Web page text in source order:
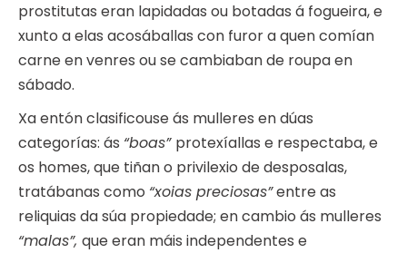
prostitutas eran lapidadas ou botadas á fogueira, e
xunto a elas acosáballas con furor a quen comían
carne en venres ou se cambiaban de roupa en
sábado.
Xa entón clasificouse ás mulleres en dúas
categorías: ás “boas” protexíallas e respectaba, e
os homes, que tiñan o privilexio de desposalas,
tratábanas como “xoias preciosas”entre as
reliquias da súa propiedade; en cambio ás mulleres
“malas”, que eran máis independentes e